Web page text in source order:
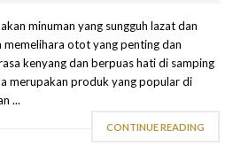
minuman yang sungguh lazat dan
otot yang penting dan
kenyang dan berpuas hati di samping
merupakan produk yang popular di
...
CONTINUE READING